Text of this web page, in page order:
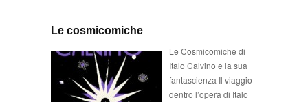
Le cosmicomiche
Le Cosmicomiche di
Italo Calvino e la sua
fantascienza Il viaggio
dentro l’opera di Italo